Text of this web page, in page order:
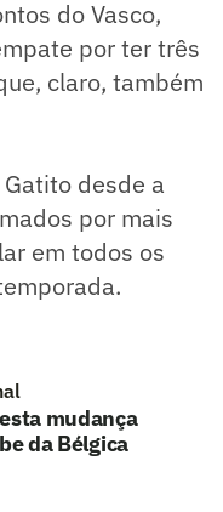
do Vasco,
por ter três
claro, também
desde a
por mais
em todos os
mudança
da Bélgica